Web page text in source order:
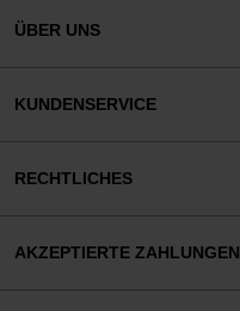
ÜBER UNS
KUNDENSERVICE
RECHTLICHES
AKZEPTIERTE ZAHLUNGEN